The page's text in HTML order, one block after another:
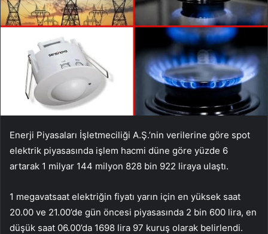
Enerji Piyasaları İşletmeciliği A.Ş.’nin verilerine göre spot
elektrik piyasasında işlem hacmi düne göre yüzde 6
artarak 1 milyar 144 milyon 828 bin 922 liraya ulaştı.
1 megavatsaat elektriğin fiyatı yarın için en yüksek saat
20.00 ve 21.00’de gün öncesi piyasasında 2 bin 600 lira, en
düşük saat 06.00’da 1698 lira 97 kuruş olarak belirlendi.